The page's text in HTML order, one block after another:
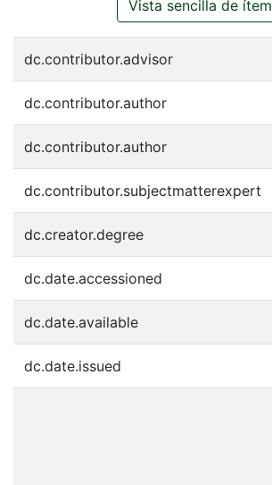
Vista sencilla de ítem
dc.contributor.advisor
dc.contributor.author
dc.contributor.author
dc.contributor.subjectmatterexpert
dc.creator.degree
dc.date.accessioned
dc.date.available
dc.date.issued